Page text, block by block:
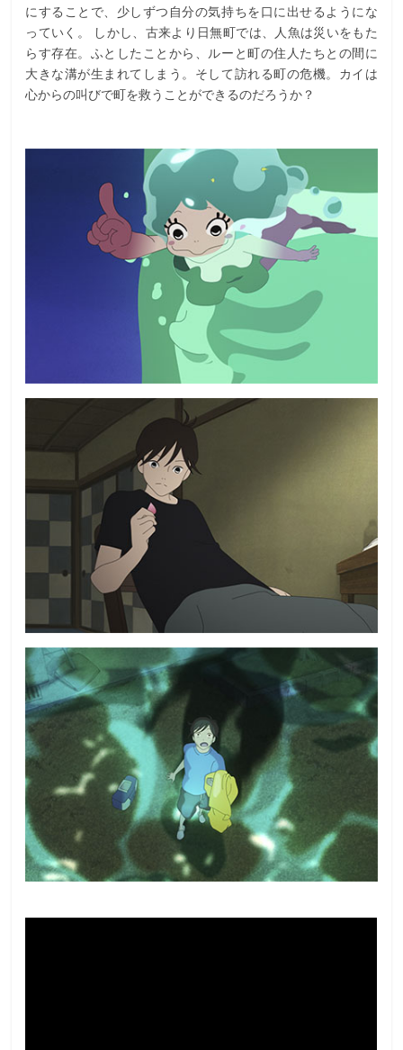
にすることで、少しずつ自分の気持ちを口に出せるようにな
っていく。 しかし、古来より日無町では、人魚は災いをもた
らす存在。ふとしたことから、ルーと町の住人たちとの間に
大きな溝が生まれてしまう。そして訪れる町の危機。カイは
心からの叫びで町を救うことができるのだろうか？